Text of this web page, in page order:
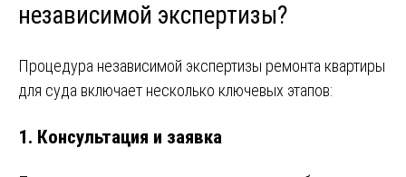
независимой экспертизы?
Процедура независимой экспертизы ремонта квартиры
для суда включает несколько ключевых этапов:
1. Консультация и заявка